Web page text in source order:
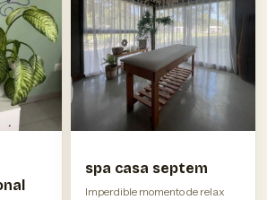
spa casa septem
Imperdible momento de relax